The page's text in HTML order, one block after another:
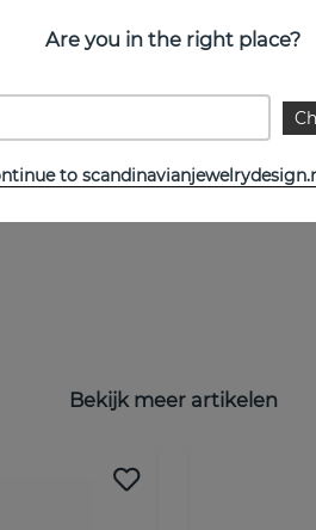
Bekijk meer artikelen
Are you in the right place?
to